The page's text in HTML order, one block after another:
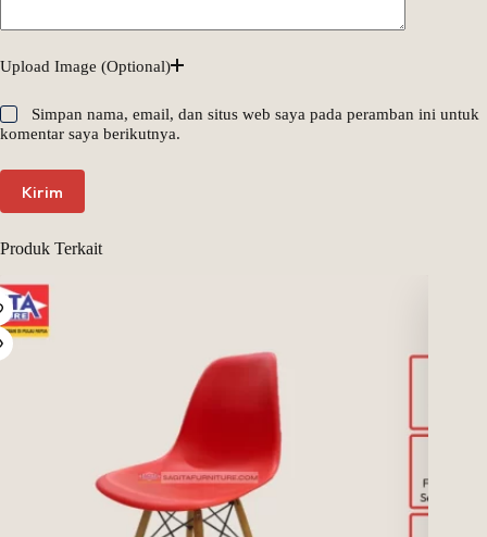
Upload Image (Optional)
Simpan nama, email, dan situs web saya pada peramban ini untuk
komentar saya berikutnya.
Kirim
Produk Terkait